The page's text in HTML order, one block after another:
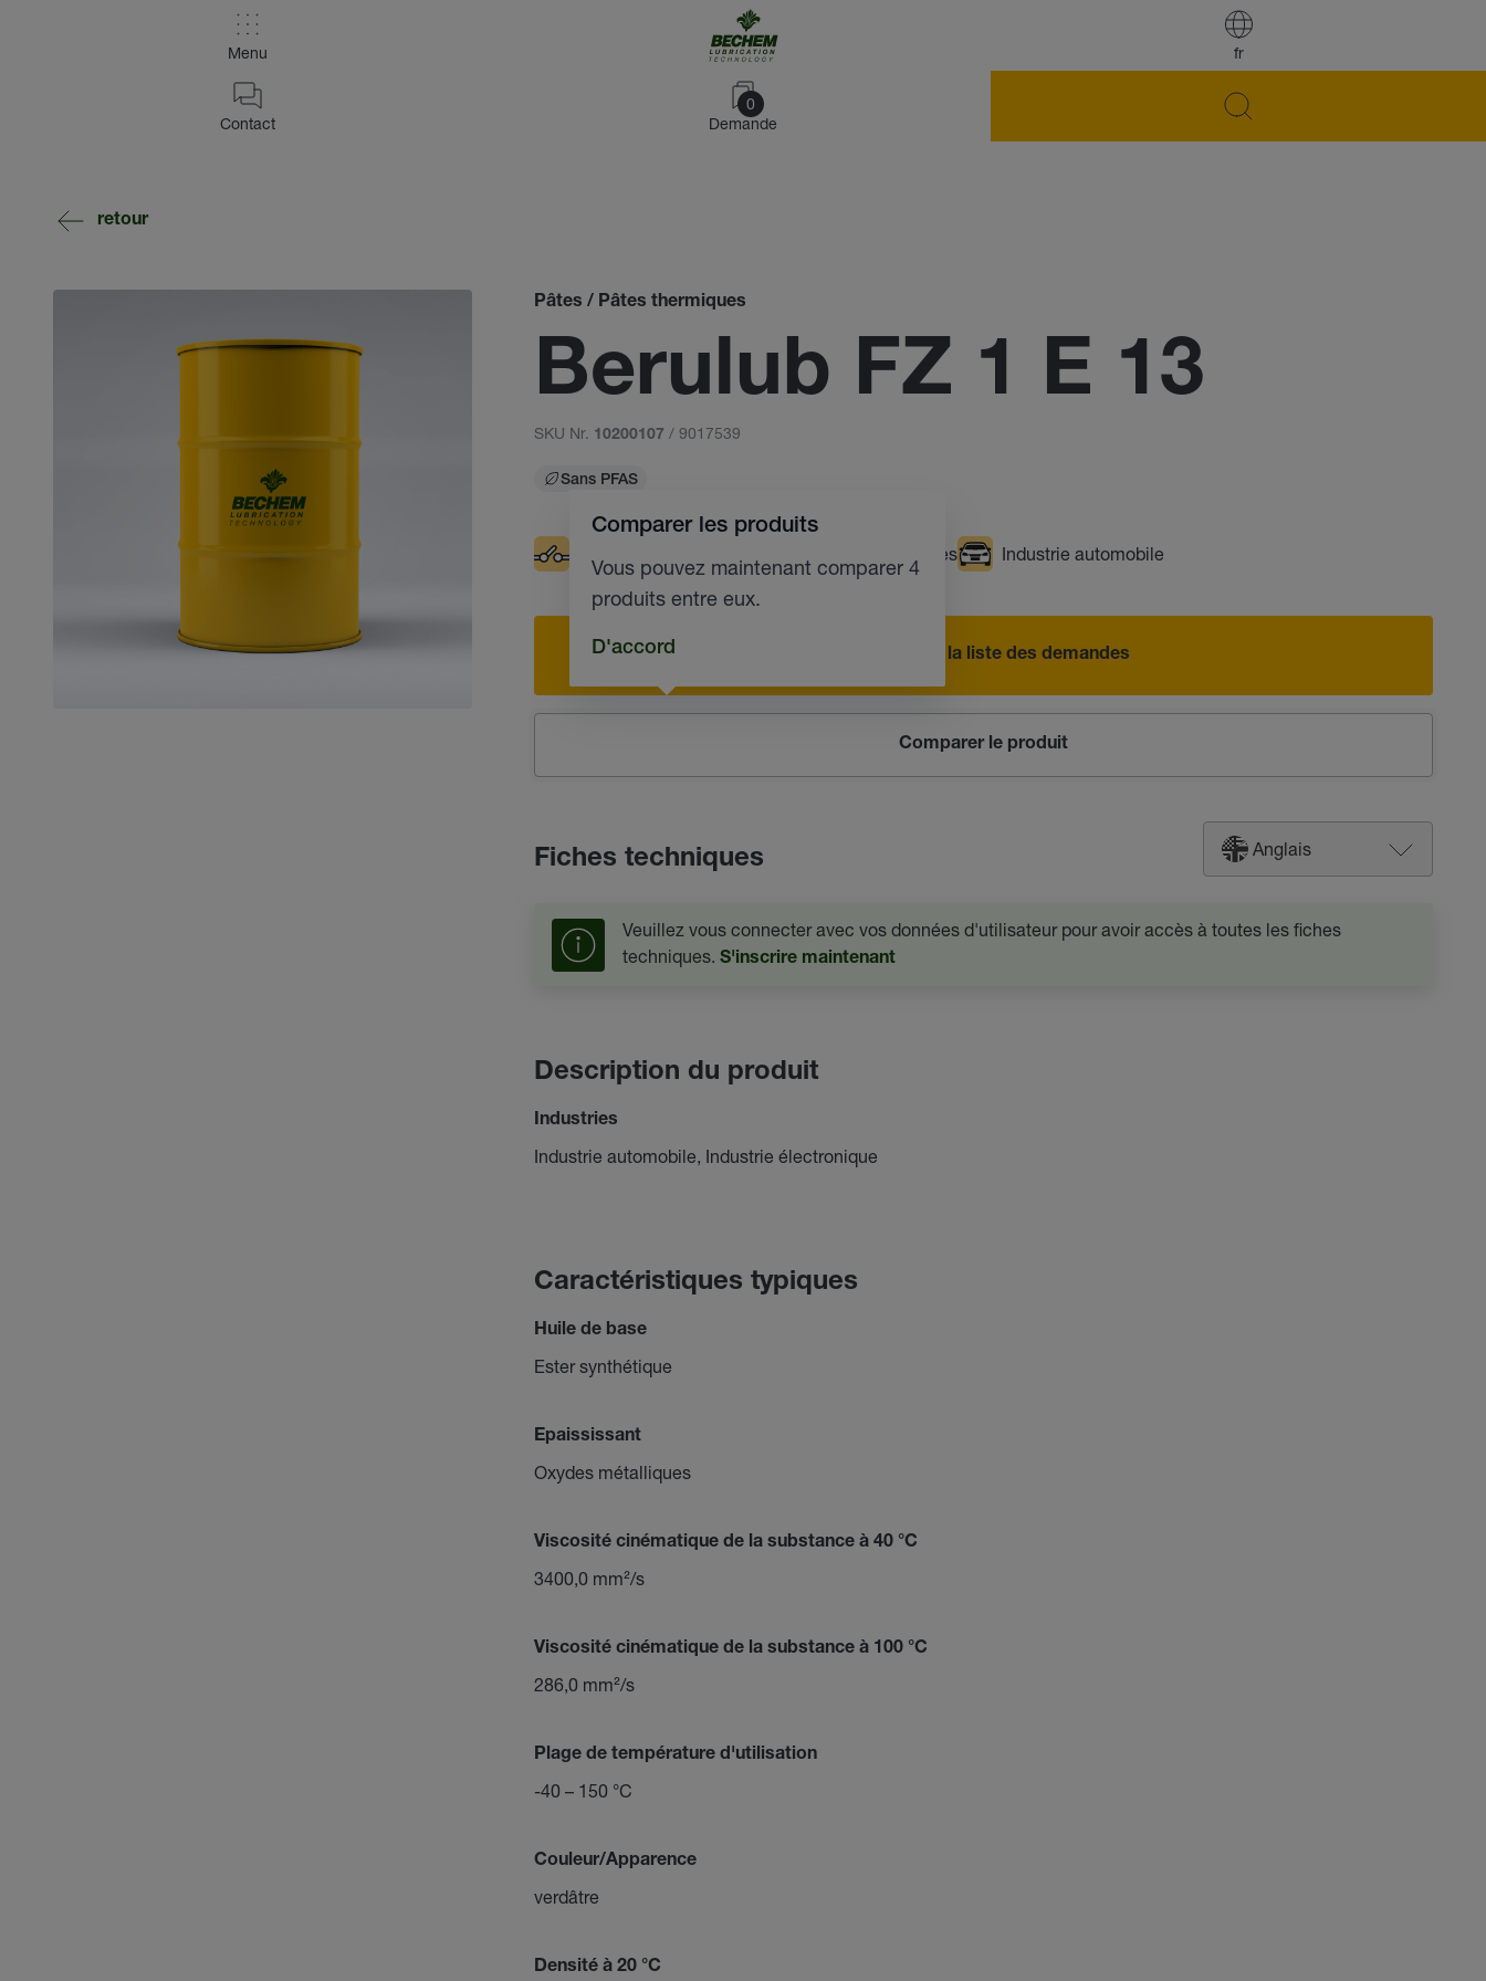
fr
Menu
0
Demande
Contact
retour
Pâtes / Pâtes thermiques
Berulub FZ 1 E 13
SKU Nr. 10200107 / 9017539
Sans PFAS
Températures basses Industrie automobile
Ajouter à la liste des demandes
Comparer le produit
Comparer les produits
Vous pouvez maintenant comparer 4
produits entre eux.
D'accord
Fiches techniques Anglais
Veuillez vous connecter avec vos données d'utilisateur pour avoir accès à toutes les fiches
techniques. S'inscrire maintenant
Description du produit
Industries
Industrie automobile, Industrie électronique
Caractéristiques typiques
Huile de base
Ester synthétique
Epaississant
Oxydes métalliques
Viscosité cinématique de la substance à 40 °C
3400,0 mm²/s
Viscosité cinématique de la substance à 100 °C
286,0 mm²/s
Plage de température d'utilisation
-40 – 150 °C
Couleur/Apparence
verdâtre
Densité à 20 °C